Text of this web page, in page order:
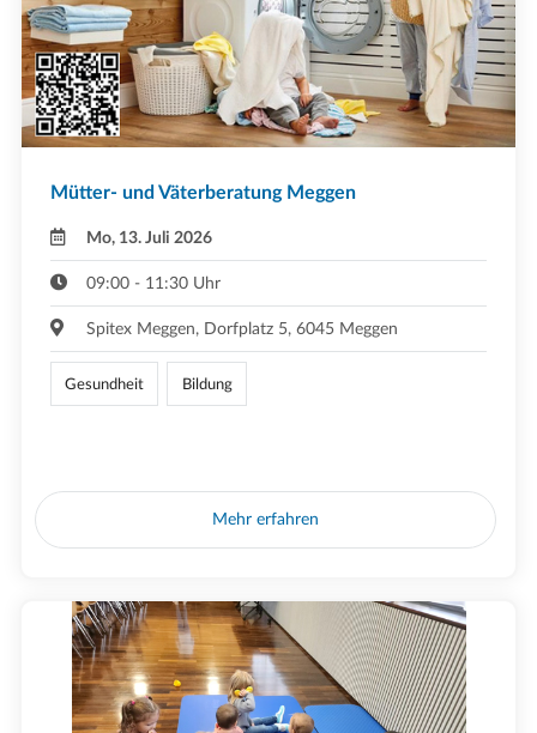
Mütter- und Väterberatung Meggen
Mo, 13. Juli 2026
09:00 - 11:30 Uhr
Spitex Meggen, Dorfplatz 5, 6045 Meggen
Gesundheit Bildung
Mehr erfahren